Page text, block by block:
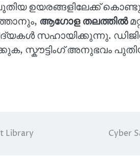
പുതിയ ഉയരങ്ങളിലേക്ക്
ആഗോള തലത്തിൽ
സഹായിക്കുന്നു.
സ്കൗട്ടിംഗ് അനുഭവം
Library Cyber